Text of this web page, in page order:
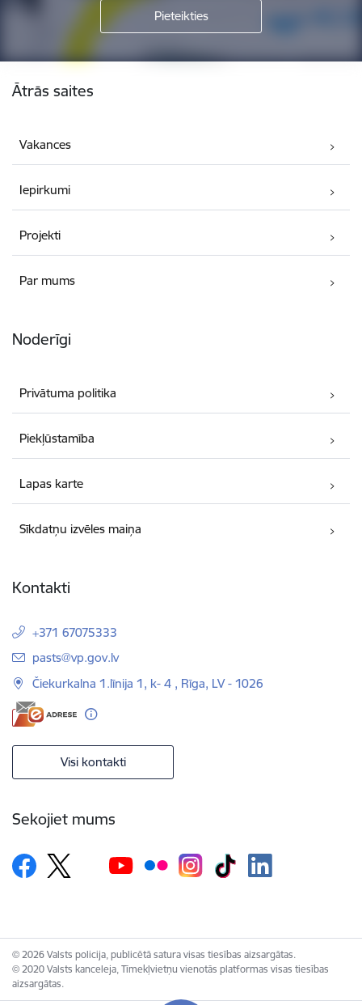
Ātrās saites
Vakances
Iepirkumi
Projekti
Par mums
Noderīgi
Privātuma politika
Piekļūstamība
Lapas karte
Sīkdatņu izvēles maiņa
Kontakti
+371 67075333
E-pasts:
pasts@vp.gov.lv
Čiekurkalna 1.līnija 1, k- 4 , Rīga, LV - 1026
Visi kontakti
Sekojiet mums
© 2026 Valsts policija, publicētā satura visas tiesības aizsargātas.
© 2020 Valsts kanceleja, Tīmekļvietņu vienotās platformas visas tiesības
aizsargātas.